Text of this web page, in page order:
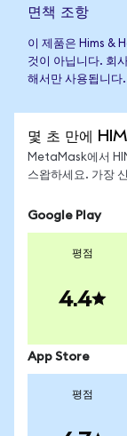
면책 조항
이 제품은 Hims &
것이 아닙니다. 회
해서만 사용됩니다.
몇 초 만에
MetaMask에서
스왑하세요. 가장
Google Play
평점
4.4
App Store
평점